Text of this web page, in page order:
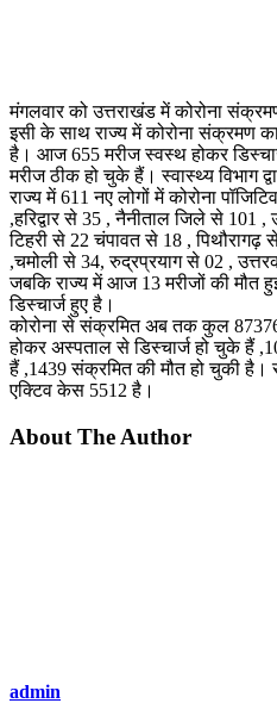
मंगलवार को उत्तराखंड में कोरोना
इसी के साथ राज्य में कोरोना संक्रमण
है। आज 655 मरीज स्वस्थ होकर
मरीज ठीक हो चुके हैं। स्वास्थ्य विभाग
राज्य में 611 नए लोगों में कोरोना
,हरिद्वार से 35 , नैनीताल जिले से 101
टिहरी से 22 चंपावत से 18 , पिथौरागढ़
,चमोली से 34, रुद्रप्रयाग से 02 ,
जबकि राज्य में आज 13 मरीजों की मौत
डिस्चार्ज हुए है।
कोरोना से संक्रमित अब तक कुल
होकर अस्पताल से डिस्चार्ज हो चुके हैं
हैं ,1439 संक्रमित की मौत हो चुकी है।
एक्टिव केस 5512 है।
About The Author
admin